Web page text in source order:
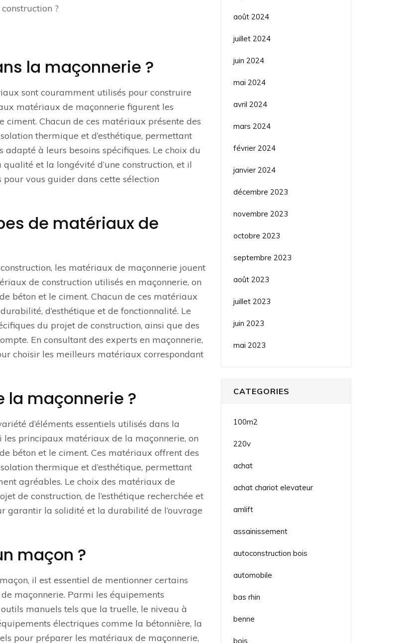
?
la maçonnerie ?
sont couramment utilisés pour construire
matériaux de maçonnerie figurent les
ciment. Chacun de ces matériaux présente des
thermique et d’esthétique, permettant
à leurs besoins spécifiques. Le choix du
et la longévité d’une construction, et il
vous guider dans cette sélection
de matériaux de
les matériaux de maçonnerie jouent
de construction utilisés en maçonnerie, on
béton et le ciment. Chacun de ces matériaux
d’esthétique et de fonctionnalité. Le
du projet de construction, ainsi que des
En consultant des experts en maçonnerie,
choisir les meilleurs matériaux correspondant
la maçonnerie ?
d’éléments essentiels utilisés dans la
principaux matériaux de la maçonnerie, on
béton et le ciment. Ces matériaux offrent des
thermique et d’esthétique, permettant
agréables. Le choix des matériaux de
de construction, de l’esthétique recherchée et
garantir la solidité et la durabilité de l’ouvrage
maçon ?
il est essentiel de mentionner certains
maçonnerie. Parmi les équipements
manuels tels que la truelle, le niveau à
électriques comme la bétonnière, la
pour préparer les matériaux de maçonnerie,
août 2024
juillet 2024
juin 2024
mai 2024
avril 2024
mars 2024
février 2024
janvier 2024
décembre 2023
novembre 2023
octobre 2023
septembre 2023
août 2023
juillet 2023
juin 2023
mai 2023
CATEGORIES
100m2
220v
achat
achat chariot elevateur
amlift
assainissement
autoconstruction bois
automobile
bas rhin
benne
bois